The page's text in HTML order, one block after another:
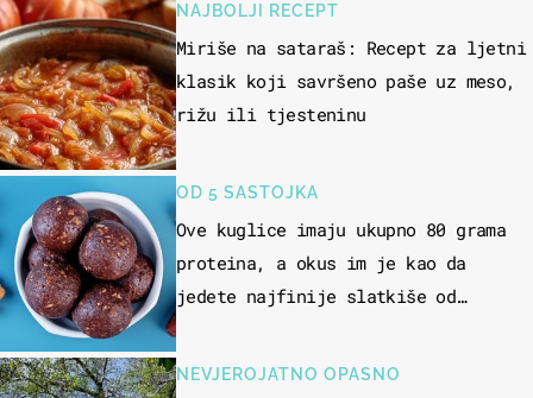
NAJBOLJI RECEPT
Miriše na sataraš: Recept za ljetni
klasik koji savršeno paše uz meso,
rižu ili tjesteninu
OD 5 SASTOJKA
Ove kuglice imaju ukupno 80 grama
proteina, a okus im je kao da
jedete najfinije slatkiše od
NEVJEROJATNO OPASNO